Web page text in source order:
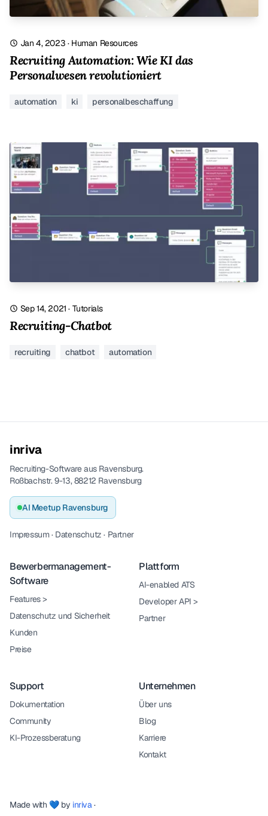
Jan 4, 2023 · Human Resources
Recruiting Automation: Wie KI das
Personalwesen revolutioniert
automation ki personalbeschaffung
Sep 14, 2021 · Tutorials
Recruiting-Chatbot
recruiting chatbot automation
inriva
Recruiting-Software aus Ravensburg.
Roßbachstr. 9-13, 88212 Ravensburg
AI Meetup Ravensburg
Impressum· Datenschutz · Partner
Bewerbermanagement-
Software
Features>
Datenschutz und Sicherheit
Kunden
Preise
Plattform
AI-enabled ATS
Developer API >
Partner
Support
Dokumentation
Community
KI-Prozessberatung
Unternehmen
Über uns
Blog
Karriere
Kontakt
Made with 💙 by inriva·